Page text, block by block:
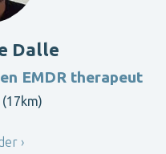
Dalle
EMDR therapeut